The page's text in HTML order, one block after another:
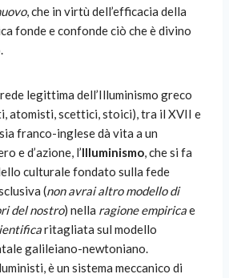
, che in virtù dell’efficacia della
fonde e confonde ciò che è divino
legittima dell’Illuminismo greco
atomisti, scettici, stoici), tra il XVII e
franco-inglese dà vita a un
e d’azione, l’Illuminismo, che si fa
culturale fondato sulla fede
(non avrai altro modello di
del nostro) nella ragione empiricae
ritagliata sul modello
galileiano-newtoniano.
è un sistema meccanico di